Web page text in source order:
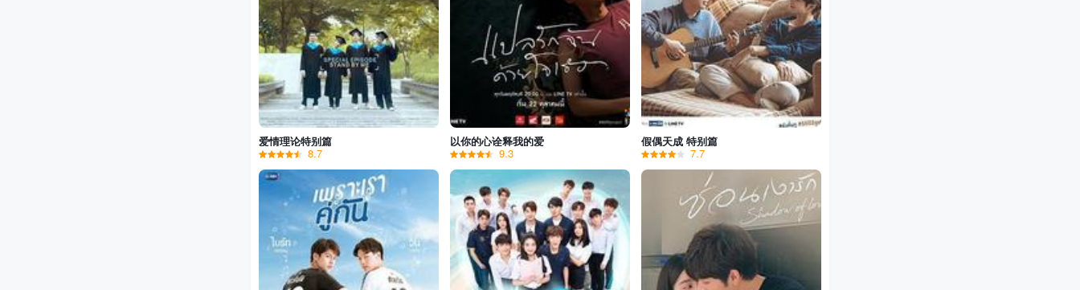
爱情理论特别篇
8.7
以你的心诠释我的爱
9.3
假偶天成 特别篇
7.7